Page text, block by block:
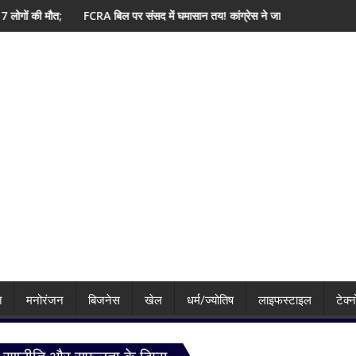
पर संसद में घमासान तय! कांग्रेस ने जारी किया 3-लाइन व्हिप, 10 से 12 अगस्त तक
Flipkart
मनोरंजन बिजनेस खेल धर्म/ज्योतिष लाइफस्टाइल